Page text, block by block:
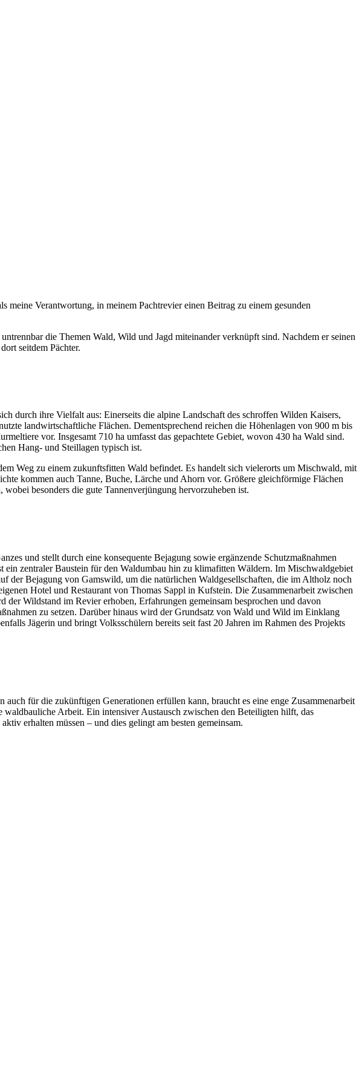
meine Verantwortung, in meinem Pachtrevier einen Beitrag zu einem gesunden
die Themen Wald, Wild und Jagd miteinander verknüpft sind. Nachdem er seinen
seitdem Pächter.
durch ihre Vielfalt aus: Einerseits die alpine Landschaft des schroffen Wilden Kaisers,
landwirtschaftliche Flächen. Dementsprechend reichen die Höhenlagen von 900 m bis
vor. Insgesamt 710 ha umfasst das gepachtete Gebiet, wovon 430 ha Wald sind.
Hang- und Steillagen typisch ist.
Weg zu einem zukunftsfitten Wald befindet. Es handelt sich vielerorts um Mischwald, mit
kommen auch Tanne, Buche, Lärche und Ahorn vor. Größere gleichförmige Flächen
besonders die gute Tannenverjüngung hervorzuheben ist.
und stellt durch eine konsequente Bejagung sowie ergänzende Schutzmaßnahmen
ein zentraler Baustein für den Waldumbau hin zu klimafitten Wäldern. Im Mischwaldgebiet
der Bejagung von Gamswild, um die natürlichen Waldgesellschaften, die im Altholz noch
Hotel und Restaurant von Thomas Sappl in Kufstein. Die Zusammenarbeit zwischen
Wildstand im Revier erhoben, Erfahrungen gemeinsam besprochen und davon
zu setzen. Darüber hinaus wird der Grundsatz von Wald und Wild im Einklang
Jägerin und bringt Volksschülern bereits seit fast 20 Jahren im Rahmen des Projekts
für die zukünftigen Generationen erfüllen kann, braucht es eine enge Zusammenarbeit
Arbeit. Ein intensiver Austausch zwischen den Beteiligten hilft, das
erhalten müssen – und dies gelingt am besten gemeinsam.